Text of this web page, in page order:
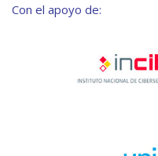
Con el apoyo de: